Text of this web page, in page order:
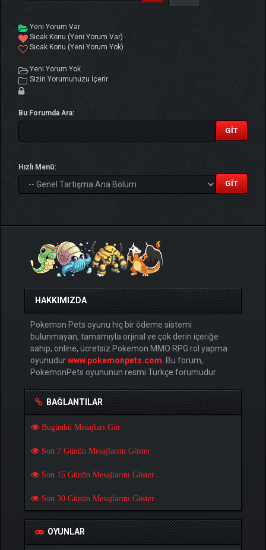
Yeni Yorum Var
Sıcak Konu (Yeni Yorum Var)
Sıcak Konu (Yeni Yorum Yok)
Yeni Yorum Yok
Sizin Yorumunuzu İçerir
Bu Forumda Ara:
Hızlı Menü:
HAKKIMIZDA
Pokemon Pets oyunu hiç bir ödeme sistemi
bulunmayan, tamamıyla orjinal ve çok derin içeriğe
sahip, online, ücretsiz Pokemon MMO RPG rol yapma
oyunudurwww.pokemonpets.com . Bu forum,
PokemonPets oyununun resmi Türkçe forumudur
BAĞLANTILAR
Bugünkü Mesajları Gör
Son 7 Günün Mesajlarını Göster
Son 15 Günün Mesajlarını Göster
Son 30 Günün Mesajlarını Göster
OYUNLAR